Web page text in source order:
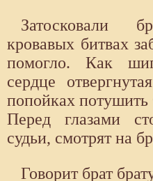
Затосковали
кровавых битвах
помогло. Как
сердце
попойках
Перед глазами
судьи, смотрят на
Говорит брат